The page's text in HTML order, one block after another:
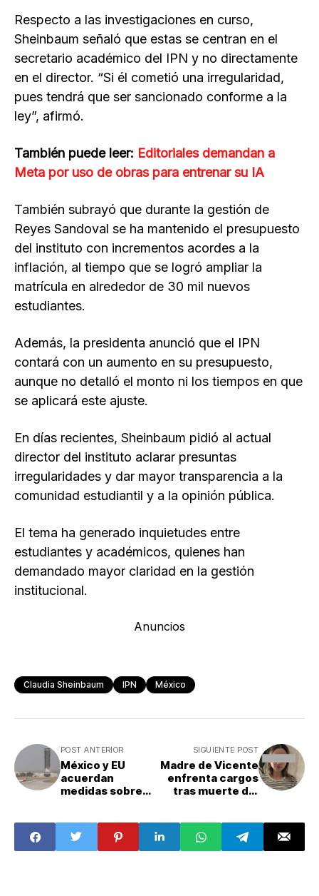
Respecto a las investigaciones en curso,
Sheinbaum señaló que estas se centran en el
secretario académico del IPN y no directamente
en el director. “Si él cometió una irregularidad,
pues tendrá que ser sancionado conforme a la
ley”, afirmó.
También puede leer: Editoriales demandan a
Meta por uso de obras para entrenar su IA
También subrayó que durante la gestión de
Reyes Sandoval se ha mantenido el presupuesto
del instituto con incrementos acordes a la
inflación, al tiempo que se logró ampliar la
matrícula en alrededor de 30 mil nuevos
estudiantes.
Además, la presidenta anunció que el IPN
contará con un aumento en su presupuesto,
aunque no detalló el monto ni los tiempos en que
se aplicará este ajuste.
En días recientes, Sheinbaum pidió al actual
director del instituto aclarar presuntas
irregularidades y dar mayor transparencia a la
comunidad estudiantil y a la opinión pública.
El tema ha generado inquietudes entre
estudiantes y académicos, quienes han
demandado mayor claridad en la gestión
institucional.
Anuncios
Claudia Sheinbaum IPN México
POST ANTERIOR
México y EU
acuerdan
medidas sobre
SIGUIENTE POST
Madre de Vicente
enfrenta cargos
tras muerte del